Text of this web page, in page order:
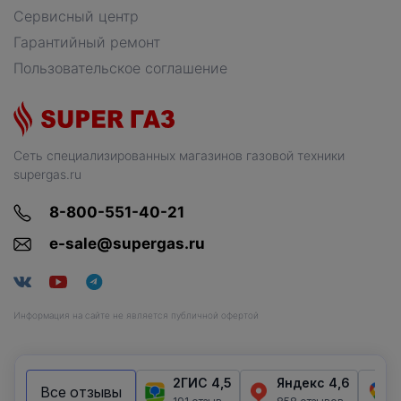
Сеть специализированных магазинов газовой техники
supergas.ru
8-800-551-40-21
e-sale@supergas.ru
Информация на сайте не является публичной офертой
Сервисный центр
Гарантийный ремонт
Пользовательское соглашение